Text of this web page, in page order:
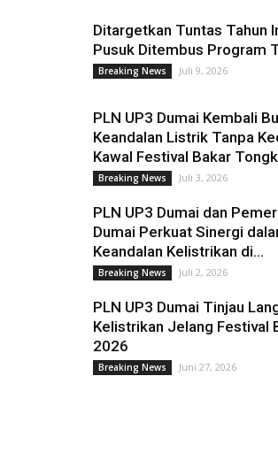
Ditargetkan Tuntas Tahun
Pusuk Ditembus Program
Breaking News Juli 9, 2026
PLN UP3 Dumai Kembali
Keandalan Listrik Tanpa
Kawal Festival Bakar
Breaking News Juli 3, 2026
PLN UP3 Dumai dan
Dumai Perkuat Sinergi
Keandalan Kelistrikan di...
Breaking News Juli 2, 2026
PLN UP3 Dumai Tinjau
Kelistrikan Jelang Festival
2026
Breaking News Juni 27, 2026